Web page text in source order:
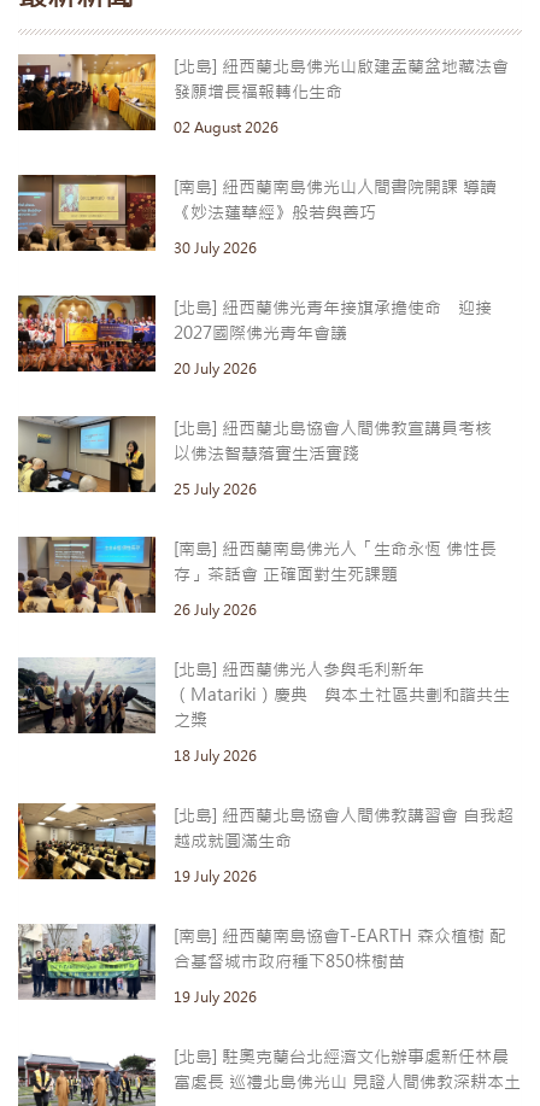
[北島] 紐西蘭北島佛光山啟建盂蘭盆地藏法會
發願增長福報轉化生命
02 August 2026
[南島] 紐西蘭南島佛光山人間書院開課 導讀
《妙法蓮華經》般若與善巧
30 July 2026
[北島] 紐西蘭佛光青年接旗承擔使命 迎接
2027國際佛光青年會議
20 July 2026
[北島] 紐西蘭北島協會人間佛教宣講員考核
以佛法智慧落實生活實踐
25 July 2026
[南島] 紐西蘭南島佛光人「生命永恆 佛性長
存」茶話會 正確面對生死課題
26 July 2026
[北島] 紐西蘭佛光人參與毛利新年
（Matariki）慶典 與本土社區共劃和諧共生
之槳
18 July 2026
[北島] 紐西蘭北島協會人間佛教講習會 自我超
越成就圓滿生命
19 July 2026
[南島] 紐西蘭南島協會T-EARTH 森众植樹 配
合基督城市政府種下850株樹苗
19 July 2026
[北島] 駐奧克蘭台北經濟文化辦事處新任林晨
富處長 巡禮北島佛光山 見證人間佛教深耕本土